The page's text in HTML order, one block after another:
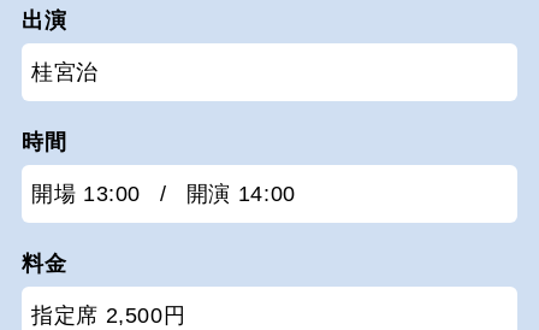
出演
桂宮治
時間
開場 13:00 / 開演 14:00
料金
指定席 2,500円